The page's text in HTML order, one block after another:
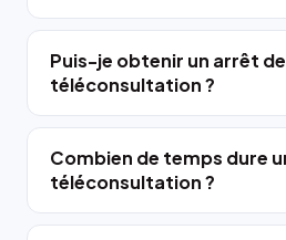
Puis-je obtenir un arrêt
téléconsultation ?
Combien de temps dure
téléconsultation ?